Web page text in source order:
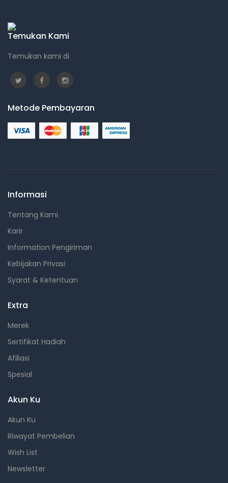
Temukan Kami
Temukan kami di
Metode Pembayaran
Informasi
Tentang Kami
Karir
Information Pengiriman
Kebijakan Privasi
Syarat & Ketentuan
Extra
Merek
Sertifikat Hadiah
Afiliasi
Spesial
Akun Ku
Akun Ku
Riwayat Pembelian
Wish List
Newsletter